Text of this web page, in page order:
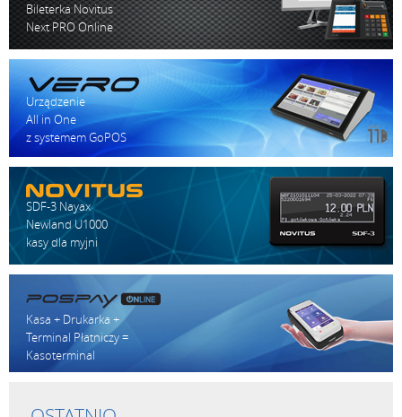
Bileterka Novitus
Next PRO Online
Urządzenie
All in One
z systemem GoPOS
SDF-3 Nayax
Newland U1000
kasy dla myjni
Kasa + Drukarka +
Terminal Płatniczy =
Kasoterminal